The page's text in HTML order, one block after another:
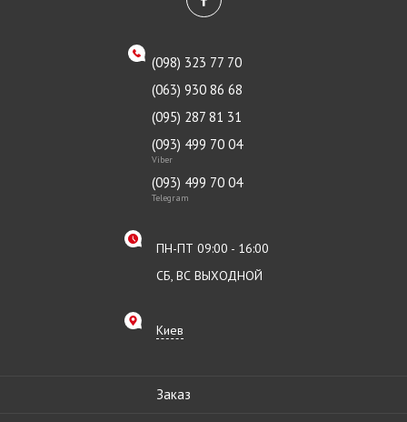
(098) 323 77 70
(063) 930 86 68
(095) 287 81 31
(093) 499 70 04
Viber
(093) 499 70 04
Telegram
ПН-ПТ 09:00 - 16:00
СБ, ВС ВЫХОДНОЙ
Киев
Заказ